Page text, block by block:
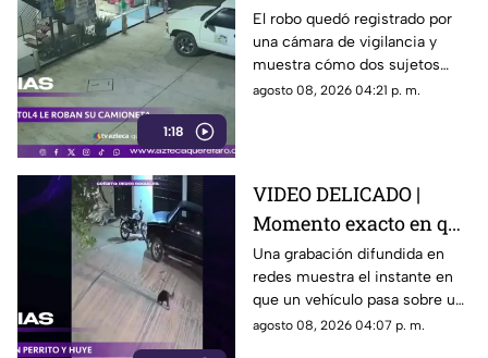
1:18
hombres enc4ñonan a
conductor y se llevan
su camioneta
El robo quedó registrado por
una cámara de vigilancia y
muestra cómo dos sujetos
obligaron a un conductor y a
agosto 08, 2026 04:21 p. m.
VIDEO DELICADO |
Momento exacto en que
camioneta atropella a
un perro y conductor
escapa
Una grabación difundida en
redes muestra el instante en
que un vehículo pasa sobre un
perro y continúa su camino sin
agosto 08, 2026 04:07 p. m.